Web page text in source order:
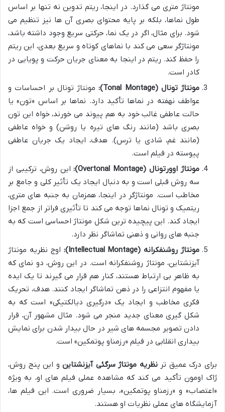
مونتاژ متری می گذارد. در اینجا، ریتم تدوین نه تنها بر اساس
طول نماها، بلکه بر پایه محتوای بصری آن ها نیز تنظیم می
شود. برای مثال، اگر در یک نما، حرکتی سریع وجود داشته باشد،
مونتاژگر سعی می کند با نماهای کوتاه و سریع بعدی، این ریتم
را حفظ کند. ریتم در اینجا به معنای جریان حرکت و پویایی در
کادر است.
مونتاژ تونال (Tonal Montage):
مونتاژ تونال بر احساسات و
عواطف نهفته در نماها تأکید دارد. نماها بر اساس «تون» یا
حالت عاطفی غالب خود به هم پیوند می خورند، خواه این تون
بصری باشد (مانند رنگ های تیره یا روشن) و خواه عاطفی
(مانند غم، شادی یا ترس). هدف، ایجاد یک جریان عاطفی
پیوسته در فیلم است.
مونتاژ اوورتونال (Overtonal Montage):
این روش، ترکیبی از
سه روش قبلی است و به دنبال ایجاد یک تأثیر کلی و جامع بر
مخاطب است. مونتاژگر در اینجا، همزمان به جنبه های متری،
ریتمیک و تونال نماها توجه می کند تا تأثیری فراتر از جمع اجزا
ایجاد کند. این پیچیده ترین شکل مونتاژ احساسی است که به
جنبه های روانی و ذهنی تماشاگر نظر دارد.
مونتاژ روشنفکرانه (Intellectual Montage):
اوج نظریه مونتاژ
آیزنشتاین، مونتاژ روشنفکرانه است. در این روش، دو نمای که
به ظاهر بی ارتباط هستند، کنار هم قرار می گیرند تا یک ایده
یا مفهوم انتزاعی را در ذهن تماشاگر ایجاد کنند. هدف، تحریک
فکری مخاطب و ایجاد یک «درگیری دیالکتیکی» است که به
شکل گیری معنای جدید منجر می شود. مثال مشهور آن، قرار
دادن تصویر مجسمه های شیر در حال بیدار شدن برای نمایش
بیداری انقلابی در فیلم «رزمناو پوتمکین» است.
برای درک عمیق ترنظریه مونتاژ سرگئی آیزنشتاینو این پنج روش،
ژاک اومون تأکید می کند که مشاهده عملی فیلم های او، به ویژه
«اعتصاب» و «رزمناو پوتمکین»، بسیار ضروری است. این فیلم ها،
آزمایشگاه های عملی نظریات او هستند.